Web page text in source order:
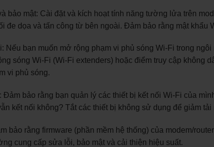
bảo mật: Cài đặt và kích hoạt tính năng tường lửa trên
đe dọa và tấn công từ bên ngoài. Đảm bảo rằng mật khẩu
Nếu bạn muốn mở rộng phạm vi phủ sóng Wi-Fi trong
sóng Wi-Fi (Wi-Fi extenders) hoặc điểm truy cập không
vi phủ sóng.
Đảm bảo rằng bạn quản lý các thiết bị kết nối Wi-Fi của
kết nối không? Tắt các thiết bị không sử dụng để giảm
bảo rằng firmware (phần mềm hệ thống) của modem/
cung cấp sửa lỗi, bảo mật và cải thiện hiệu suất.